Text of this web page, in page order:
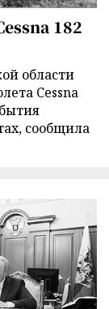
182
области
Cessna
сообщила